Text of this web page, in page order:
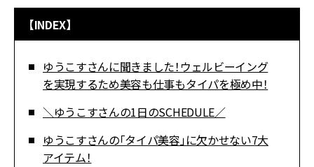
【INDEX】
ゆうこすさんに聞きました！ウェルビーイング
を実現するため美容も仕事もタイパを極め中！
＼ゆうこすさんの1日のSCHEDULE／
ゆうこすさんの「タイパ美容」に欠かせない7大
アイテム！